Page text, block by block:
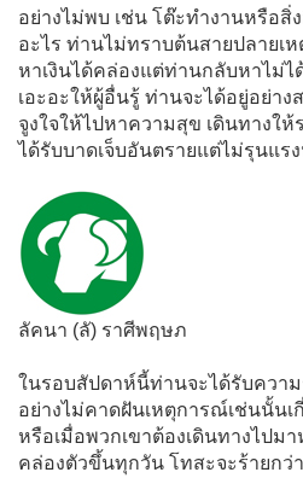
อย่างไม่พบ เช่น โต๊ะทำงานหรือสิ่
อะไร ท่านไม่ทราบต้นสายปลายเ
หาเงินได้คล่องแต่ท่านกลับหาไม่ไ
เอะอะให้ผู้อื่นรู้ ท่านจะได้อยู่อย่าง
จูงใจให้ไปหาความสุข เดินทางใ
ได้รับบาดเจ็บอันตรายแต่ไม่รุนแร
ลัคนา (ลั) ราศีพฤษภ
ในรอบสัปดาห์นี้ท่านจะได้รับควา
อย่างไม่คาดฝันเหตุการณ์เช่นนั้นเ
หรือเมื่อพวกเขาต้องเดินทางไปม
คล่องตัวขึ้นทุกวัน โทสะจะร้ายก